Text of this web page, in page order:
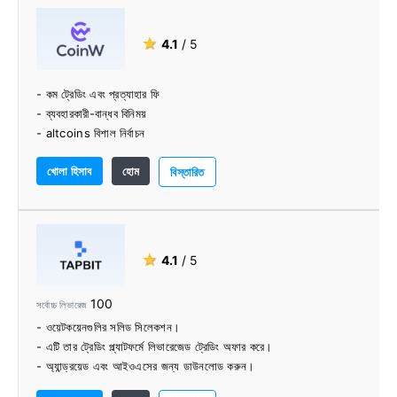
★ 4.1 / 5
- কম ট্রেডিং এবং প্রত্যাহার ফি
- ব্যবহারকারী-বান্ধব বিনিময়
- altcoins বিশাল নির্বাচন
- ফিয়াট দিয়ে ক্রিপ্টো কেনার ক্ষমতা
- জোর করে KYC চেক করা হয়নি
খোলা হিসাব হোম বিস্তারিত
★ 4.1 / 5
সর্বোচ্চ লিভারেজ 100
- ওয়েটকয়েনগুলির সলিড সিলেকশন।
- এটি তার ট্রেডিং প্ল্যাটফর্মে লিভারেজেড ট্রেডিং অফার করে।
- অ্যান্ড্রয়েড এবং আইওএসের জন্য ডাউনলোড করুন।